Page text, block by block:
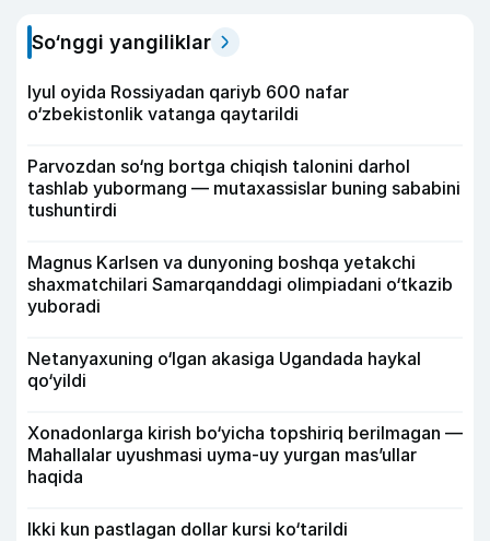
So‘nggi yangiliklar
Iyul oyida Rossiyadan qariyb 600 nafar
o‘zbekistonlik vatanga qaytarildi
Parvozdan so‘ng bortga chiqish talonini darhol
tashlab yubormang — mutaxassislar buning sababini
tushuntirdi
Magnus Karlsen va dunyoning boshqa yetakchi
shaxmatchilari Samarqanddagi olimpiadani o‘tkazib
yuboradi
Netanyaxuning o‘lgan akasiga Ugandada haykal
qo‘yildi
Xonadonlarga kirish bo‘yicha topshiriq berilmagan —
Mahallalar uyushmasi uyma-uy yurgan mas’ullar
haqida
Ikki kun pastlagan dollar kursi ko‘tarildi